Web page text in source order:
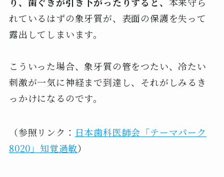
れているはずの象牙質が、表面の保護を失って
露出してしまいます。
こういった場合、象牙質の管をつたい、冷たい
刺激が一気に神経まで到達し、それがしみるき
っかけになるのです。
（参照リンク： 日本歯科医師会「テーマパーク
8020」知覚過敏）